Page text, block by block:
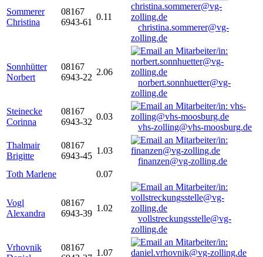
Sommerer
Christina
08167
6943-61
0.11
christina.sommerer@vg-
zolling.de
Sonnhütter
Norbert
08167
6943-22
2.06
norbert.sonnhuetter@vg-
zolling.de
Steinecke
Corinna
08167
6943-32
0.03
vhs-zolling@vhs-moosburg.de
Thalmair
Brigitte
08167
6943-45
1.03
finanzen@vg-zolling.de
Toth Marlene
0.07
Vogl
Alexandra
08167
6943-39
1.02
vollstreckungsstelle@vg-
zolling.de
Vrhovnik
08167
1.07